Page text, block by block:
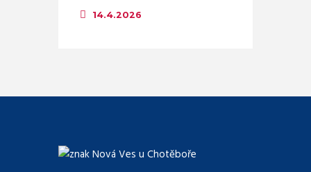
14.4.2026